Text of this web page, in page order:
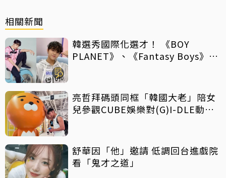
相關新聞
韓選秀國際化選才！ 《BOY
PLANET》、《Fantasy Boys》紛
亮哲拜碼頭同框「韓國大老」陪女
兒參觀CUBE娛樂對(G)I-DLE動心
舒華因「他」邀請 低調回台進戲院
看「鬼才之道」